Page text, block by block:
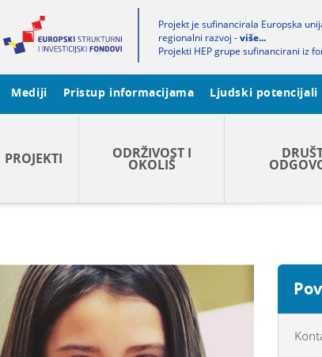
Projekt je sufinancirala Europska
regionalni razvoj -više...
Projekti HEP grupe sufinancirani iz
Mediji Pristup informacijama Ljudski potencijali
PROJEKTI ODRŽIVOST I
OKOLIŠ